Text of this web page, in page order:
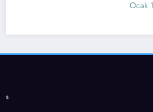
belkide
s